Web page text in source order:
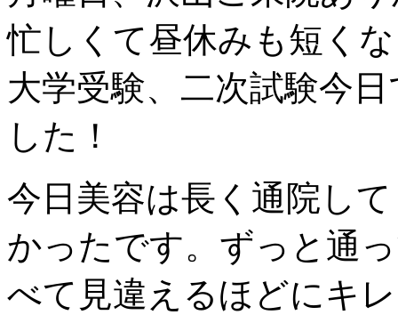
忙しくて昼休みも短く
大学受験、二次試験今
した！
今日美容は長く通院し
かったです。ずっと通
べて見違えるほどにキ